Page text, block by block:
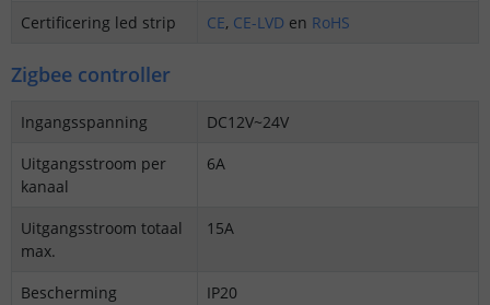
Certificering led strip
CE, CE-LVD en RoHS
Zigbee controller
Ingangsspanning
DC12V~24V
Uitgangsstroom per
kanaal
6A
Uitgangsstroom totaal
max.
15A
Bescherming
IP20